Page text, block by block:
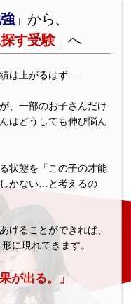
」から、
す受験」へ
は上がるはず…
、一部のお子さんだけ
はどうしても伸び悩ん
状態を「この子の才能
かない…と考えるの
げることができれば、
に現れてきます。
が出る。」